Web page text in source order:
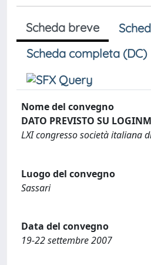
Scheda breve
Scheda completa (DC)
Nome del convegno
DATO PREVISTO SU
LXI congresso società italiana
Luogo del convegno
Sassari
Data del convegno
19-22 settembre 2007